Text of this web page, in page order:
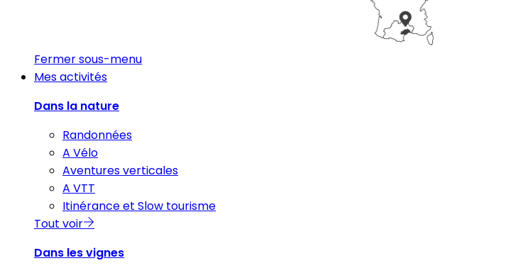
Fermer sous-menu
Mes activités
Dans la nature
Randonnées
A Vélo
Aventures verticales
A VTT
Itinérance et Slow tourisme
Tout voir
Dans les vignes